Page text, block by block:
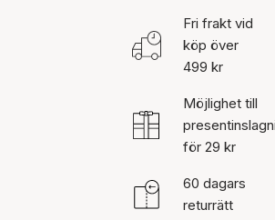
Fri frakt vid
köp över
499 kr
Möjlighet till
för 29 kr
60 dagars
returrätt